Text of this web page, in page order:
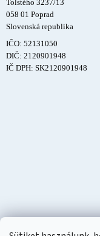
Tolstého 3237/13
058 01 Poprad
Slovenská republika
IČO: 52131050
DIČ: 2120901948
IČ DPH: SK2120901948